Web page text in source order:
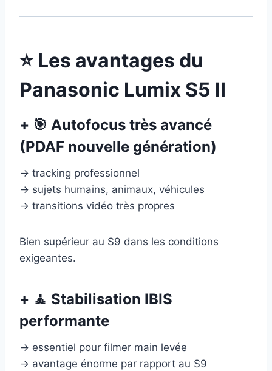
⭐ Les avantages du
Panasonic Lumix S5 II
+ 🎯 Autofocus très avancé
(PDAF nouvelle génération)
→ tracking professionnel
→ sujets humains, animaux, véhicules
→ transitions vidéo très propres
Bien supérieur au S9 dans les conditions
exigeantes.
+ 🧘 Stabilisation IBIS
performante
→ essentiel pour filmer main levée
→ avantage énorme par rapport au S9